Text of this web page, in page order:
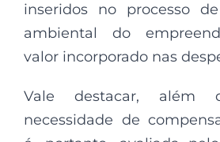
inseridos no processo
ambiental do
valor incorporado nas
Vale destacar, além
necessidade de